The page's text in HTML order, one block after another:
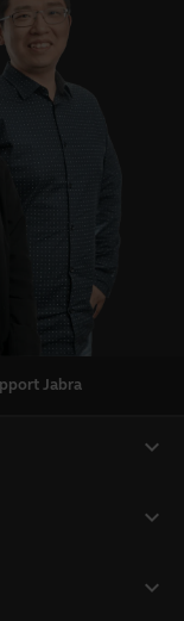
Jabra
expand_more
expand_more
expand_more